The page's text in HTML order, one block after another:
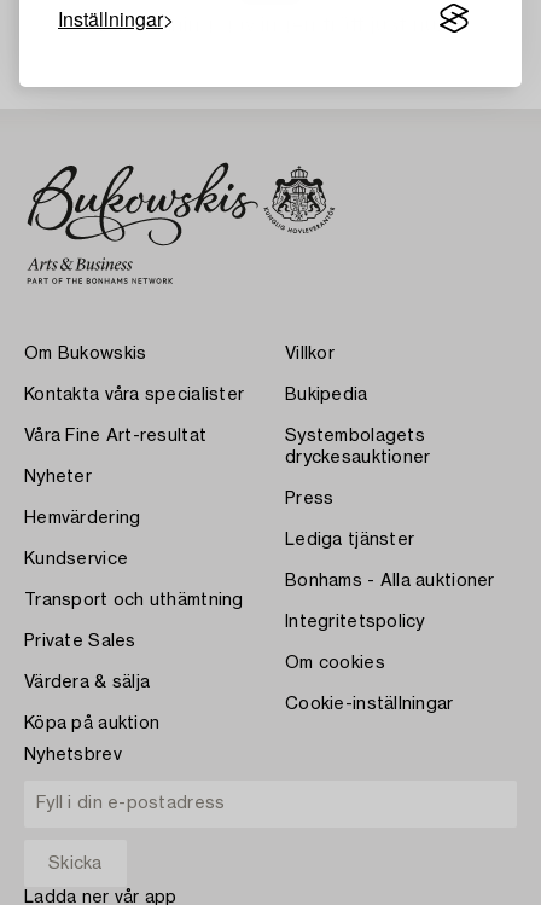
Inställningar
Din sökning gav ingen träff just nu.
Om Bukowskis
Kontakta våra specialister
Våra Fine Art-resultat
Nyheter
Hemvärdering
Kundservice
Transport och uthämtning
Private Sales
Värdera & sälja
Köpa på auktion
Villkor
Bukipedia
Systembolagets
dryckesauktioner
Press
Lediga tjänster
Bonhams - Alla auktioner
Integritetspolicy
Om cookies
Cookie-inställningar
Nyhetsbrev
Ladda ner vår app